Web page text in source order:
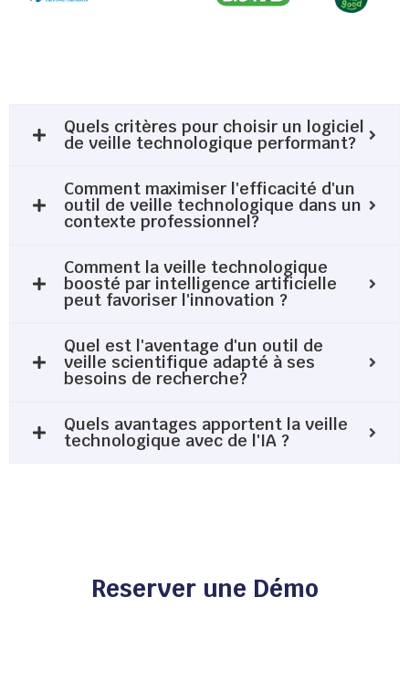
Quels critères pour choisir un logiciel
de veille technologique performant?
Comment maximiser l'efficacité d'un
outil de veille technologique dans un
contexte professionnel?
Comment la veille technologique
boosté par intelligence artificielle
peut favoriser l'innovation ?
Quel est l'aventage d'un outil de
veille scientifique adapté à ses
besoins de recherche?
Quels avantages apportent la veille
technologique avec de l'IA ?
Reserver une Démo